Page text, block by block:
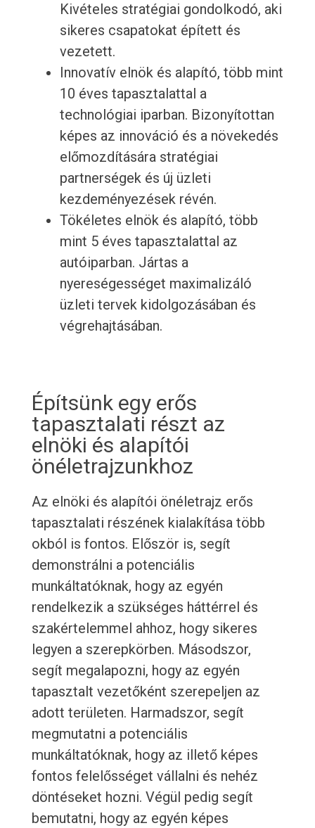
Kivételes stratégiai gondolkodó, aki
sikeres csapatokat épített és
vezetett.
Innovatív elnök és alapító, több mint
10 éves tapasztalattal a
technológiai iparban. Bizonyítottan
képes az innováció és a növekedés
előmozdítására stratégiai
partnerségek és új üzleti
kezdeményezések révén.
Tökéletes elnök és alapító, több
mint 5 éves tapasztalattal az
autóiparban. Jártas a
nyereségességet maximalizáló
üzleti tervek kidolgozásában és
végrehajtásában.
Építsünk egy erős
tapasztalati részt az
elnöki és alapítói
önéletrajzunkhoz
Az elnöki és alapítói önéletrajz erős
tapasztalati részének kialakítása több
okból is fontos. Először is, segít
demonstrálni a potenciális
munkáltatóknak, hogy az egyén
rendelkezik a szükséges háttérrel és
szakértelemmel ahhoz, hogy sikeres
legyen a szerepkörben. Másodszor,
segít megalapozni, hogy az egyén
tapasztalt vezetőként szerepeljen az
adott területen. Harmadszor, segít
megmutatni a potenciális
munkáltatóknak, hogy az illető képes
fontos felelősséget vállalni és nehéz
döntéseket hozni. Végül pedig segít
bemutatni, hogy az egyén képes